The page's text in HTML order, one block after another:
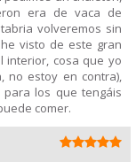
era de vaca de
volveremos sin
visto de este gran
interior, cosa que yo
no estoy en contra),
los que tengáis
comer.